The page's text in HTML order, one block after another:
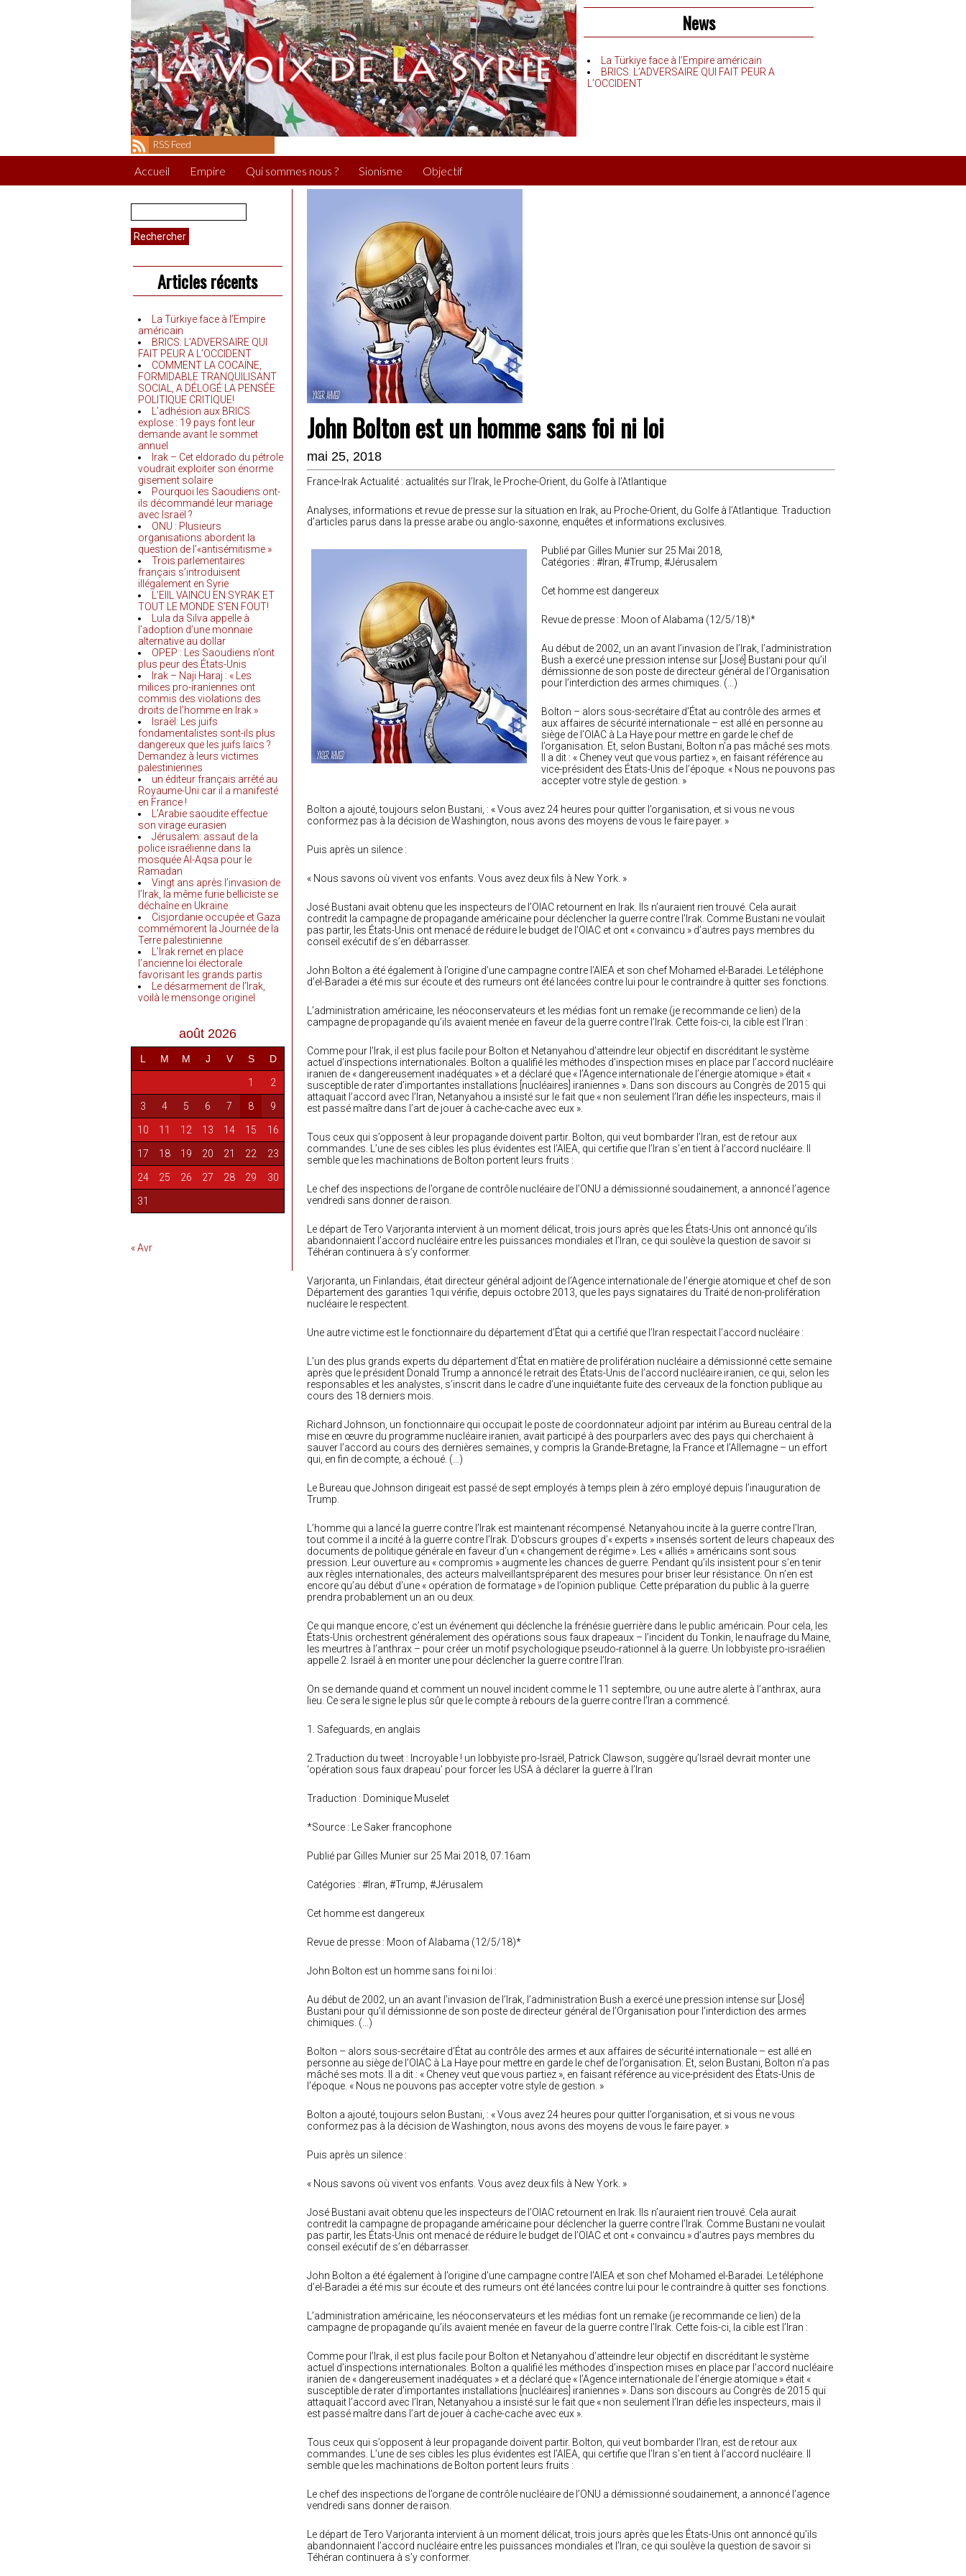
News
La Türkiye face à l’Empire américain
BRICS: L’ADVERSAIRE QUI FAIT PEUR A
L’OCCIDENT
RSS Feed
Accueil Empire Qui sommes nous ? Sionisme Objectif
Rechercher :
Articles récents
La Türkiye face à l’Empire
américain
BRICS: L’ADVERSAIRE QUI
FAIT PEUR A L’OCCIDENT
COMMENT LA COCAÏNE,
FORMIDABLE TRANQUILISANT
SOCIAL, A DÉLOGÉ LA PENSÉE
POLITIQUE CRITIQUE!
L’adhésion aux BRICS
explose : 19 pays font leur
demande avant le sommet
annuel
Irak – Cet eldorado du pétrole
voudrait exploiter son énorme
gisement solaire
Pourquoi les Saoudiens ont-
ils décommandé leur mariage
avec Israël ?
ONU : Plusieurs
organisations abordent la
question de l’«antisémitisme »
Trois parlementaires
français s’introduisent
illégalement en Syrie
L’EIIL VAINCU EN SYRAK ET
TOUT LE MONDE S’EN FOUT!
Lula da Silva appelle à
l’adoption d’une monnaie
alternative au dollar
OPEP : Les Saoudiens n’ont
plus peur des États-Unis
Irak – Naji Haraj : « Les
milices pro-iraniennes ont
commis des violations des
droits de l’homme en Irak »
Israël: Les juifs
fondamentalistes sont-ils plus
dangereux que les juifs laïcs ?
Demandez à leurs victimes
palestiniennes
un éditeur français arrêté au
Royaume-Uni car il a manifesté
en France !
L’Arabie saoudite effectue
son virage eurasien
Jérusalem: assaut de la
police israélienne dans la
mosquée Al-Aqsa pour le
Ramadan
Vingt ans après l’invasion de
l’Irak, la même furie belliciste se
déchaîne en Ukraine
Cisjordanie occupée et Gaza
commémorent la Journée de la
Terre palestinienne
L’Irak remet en place
l’ancienne loi électorale
favorisant les grands partis
Le désarmement de l’Irak,
voilà le mensonge originel
août 2026
L M M J V S D
1 2
3 4 5 6 7 8 9
10 11 12 13 14 15 16
17 18 19 20 21 22 23
24 25 26 27 28 29 30
31
« Avr
John Bolton est un homme sans foi ni loi
mai 25, 2018
France-Irak Actualité : actualités sur l’Irak, le Proche-Orient, du Golfe à l’Atlantique
Analyses, informations et revue de presse sur la situation en Irak, au Proche-Orient, du Golfe à l’Atlantique. Traduction
d’articles parus dans la presse arabe ou anglo-saxonne, enquêtes et informations exclusives.
Publié par Gilles Munier sur 25 Mai 2018,
Catégories : #Iran, #Trump, #Jérusalem
Cet homme est dangereux
Revue de presse : Moon of Alabama (12/5/18)*
Au début de 2002, un an avant l’invasion de l’Irak, l’administration
Bush a exercé une pression intense sur [José] Bustani pour qu’il
démissionne de son poste de directeur général de l’Organisation
pour l’interdiction des armes chimiques. (…)
Bolton – alors sous-secrétaire d’État au contrôle des armes et
aux affaires de sécurité internationale – est allé en personne au
siège de l’OIAC à La Haye pour mettre en garde le chef de
l’organisation. Et, selon Bustani, Bolton n’a pas mâché ses mots.
Il a dit : « Cheney veut que vous partiez », en faisant référence au
vice-président des États-Unis de l’époque. « Nous ne pouvons pas
accepter votre style de gestion. »
Bolton a ajouté, toujours selon Bustani, : « Vous avez 24 heures pour quitter l’organisation, et si vous ne vous
conformez pas à la décision de Washington, nous avons des moyens de vous le faire payer. »
Puis après un silence :
« Nous savons où vivent vos enfants. Vous avez deux fils à New York. »
José Bustani avait obtenu que les inspecteurs de l’OIAC retournent en Irak. Ils n’auraient rien trouvé. Cela aurait
contredit la campagne de propagande américaine pour déclencher la guerre contre l’Irak. Comme Bustani ne voulait
pas partir, les États-Unis ont menacé de réduire le budget de l’OIAC et ont « convaincu » d’autres pays membres du
conseil exécutif de s’en débarrasser.
John Bolton a été également à l’origine d’une campagne contre l’AIEA et son chef Mohamed el-Baradei. Le téléphone
d’el-Baradei a été mis sur écoute et des rumeurs ont été lancées contre lui pour le contraindre à quitter ses fonctions.
L’administration américaine, les néoconservateurs et les médias font un remake (je recommande ce lien) de la
campagne de propagande qu’ils avaient menée en faveur de la guerre contre l’Irak. Cette fois-ci, la cible est l’Iran :
Comme pour l’Irak, il est plus facile pour Bolton et Netanyahou d’atteindre leur objectif en discréditant le système
actuel d’inspections internationales. Bolton a qualifié les méthodes d’inspection mises en place par l’accord nucléaire
iranien de « dangereusement inadéquates » et a déclaré que « l’Agence internationale de l’énergie atomique » était «
susceptible de rater d’importantes installations [nucléaires] iraniennes ». Dans son discours au Congrès de 2015 qui
attaquait l’accord avec l’Iran, Netanyahou a insisté sur le fait que « non seulement l’Iran défie les inspecteurs, mais il
est passé maître dans l’art de jouer à cache-cache avec eux ».
Tous ceux qui s’opposent à leur propagande doivent partir. Bolton, qui veut bombarder l’Iran, est de retour aux
commandes. L’une de ses cibles les plus évidentes est l’AIEA, qui certifie que l’Iran s’en tient à l’accord nucléaire. Il
semble que les machinations de Bolton portent leurs fruits :
Le chef des inspections de l’organe de contrôle nucléaire de l’ONU a démissionné soudainement, a annoncé l’agence
vendredi sans donner de raison.
Le départ de Tero Varjoranta intervient à un moment délicat, trois jours après que les États-Unis ont annoncé qu’ils
abandonnaient l’accord nucléaire entre les puissances mondiales et l’Iran, ce qui soulève la question de savoir si
Téhéran continuera à s’y conformer.
Varjoranta, un Finlandais, était directeur général adjoint de l’Agence internationale de l’énergie atomique et chef de son
Département des garanties 1qui vérifie, depuis octobre 2013, que les pays signataires du Traité de non-prolifération
nucléaire le respectent.
Une autre victime est le fonctionnaire du département d’État qui a certifié que l’Iran respectait l’accord nucléaire :
L’un des plus grands experts du département d’État en matière de prolifération nucléaire a démissionné cette semaine
après que le président Donald Trump a annoncé le retrait des États-Unis de l’accord nucléaire iranien, ce qui, selon les
responsables et les analystes, s’inscrit dans le cadre d’une inquiétante fuite des cerveaux de la fonction publique au
cours des 18 derniers mois.
Richard Johnson, un fonctionnaire qui occupait le poste de coordonnateur adjoint par intérim au Bureau central de la
mise en œuvre du programme nucléaire iranien, avait participé à des pourparlers avec des pays qui cherchaient à
sauver l’accord au cours des dernières semaines, y compris la Grande-Bretagne, la France et l’Allemagne – un effort
qui, en fin de compte, a échoué. (…)
Le Bureau que Johnson dirigeait est passé de sept employés à temps plein à zéro employé depuis l’inauguration de
Trump.
L’homme qui a lancé la guerre contre l’Irak est maintenant récompensé. Netanyahou incite à la guerre contre l’Iran,
tout comme il a incité à la guerre contre l’Irak. D’obscurs groupes d’« experts » insensés sortent de leurs chapeaux des
documents de politique générale en faveur d’un « changement de régime ». Les « alliés » américains sont sous
pression. Leur ouverture au « compromis » augmente les chances de guerre. Pendant qu’ils insistent pour s’en tenir
aux règles internationales, des acteurs malveillantspréparent des mesures pour briser leur résistance. On n’en est
encore qu’au début d’une « opération de formatage » de l’opinion publique. Cette préparation du public à la guerre
prendra probablement un an ou deux.
Ce qui manque encore, c’est un événement qui déclenche la frénésie guerrière dans le public américain. Pour cela, les
États-Unis orchestrent généralement des opérations sous faux drapeaux – l’incident du Tonkin, le naufrage du Maine,
les meurtres à l’anthrax – pour créer un motif psychologique pseudo-rationnel à la guerre. Un lobbyiste pro-israélien
appelle 2. Israël à en monter une pour déclencher la guerre contre l’Iran.
On se demande quand et comment un nouvel incident comme le 11 septembre, ou une autre alerte à l’anthrax, aura
lieu. Ce sera le signe le plus sûr que le compte à rebours de la guerre contre l’Iran a commencé.
1. Safeguards, en anglais
2.Traduction du tweet : Incroyable ! un lobbyiste pro-Israël, Patrick Clawson, suggère qu’Israël devrait monter une
‘opération sous faux drapeau’ pour forcer les USA à déclarer la guerre à l’Iran
Traduction : Dominique Muselet
*Source : Le Saker francophone
Publié par Gilles Munier sur 25 Mai 2018, 07:16am
Catégories : #Iran, #Trump, #Jérusalem
Cet homme est dangereux
Revue de presse : Moon of Alabama (12/5/18)*
John Bolton est un homme sans foi ni loi :
Au début de 2002, un an avant l’invasion de l’Irak, l’administration Bush a exercé une pression intense sur [José]
Bustani pour qu’il démissionne de son poste de directeur général de l’Organisation pour l’interdiction des armes
chimiques. (…)
Bolton – alors sous-secrétaire d’État au contrôle des armes et aux affaires de sécurité internationale – est allé en
personne au siège de l’OIAC à La Haye pour mettre en garde le chef de l’organisation. Et, selon Bustani, Bolton n’a pas
mâché ses mots. Il a dit : « Cheney veut que vous partiez », en faisant référence au vice-président des États-Unis de
l’époque. « Nous ne pouvons pas accepter votre style de gestion. »
Bolton a ajouté, toujours selon Bustani, : « Vous avez 24 heures pour quitter l’organisation, et si vous ne vous
conformez pas à la décision de Washington, nous avons des moyens de vous le faire payer. »
Puis après un silence :
« Nous savons où vivent vos enfants. Vous avez deux fils à New York. »
José Bustani avait obtenu que les inspecteurs de l’OIAC retournent en Irak. Ils n’auraient rien trouvé. Cela aurait
contredit la campagne de propagande américaine pour déclencher la guerre contre l’Irak. Comme Bustani ne voulait
pas partir, les États-Unis ont menacé de réduire le budget de l’OIAC et ont « convaincu » d’autres pays membres du
conseil exécutif de s’en débarrasser.
John Bolton a été également à l’origine d’une campagne contre l’AIEA et son chef Mohamed el-Baradei. Le téléphone
d’el-Baradei a été mis sur écoute et des rumeurs ont été lancées contre lui pour le contraindre à quitter ses fonctions.
L’administration américaine, les néoconservateurs et les médias font un remake (je recommande ce lien) de la
campagne de propagande qu’ils avaient menée en faveur de la guerre contre l’Irak. Cette fois-ci, la cible est l’Iran :
Comme pour l’Irak, il est plus facile pour Bolton et Netanyahou d’atteindre leur objectif en discréditant le système
actuel d’inspections internationales. Bolton a qualifié les méthodes d’inspection mises en place par l’accord nucléaire
iranien de « dangereusement inadéquates » et a déclaré que « l’Agence internationale de l’énergie atomique » était «
susceptible de rater d’importantes installations [nucléaires] iraniennes ». Dans son discours au Congrès de 2015 qui
attaquait l’accord avec l’Iran, Netanyahou a insisté sur le fait que « non seulement l’Iran défie les inspecteurs, mais il
est passé maître dans l’art de jouer à cache-cache avec eux ».
Tous ceux qui s’opposent à leur propagande doivent partir. Bolton, qui veut bombarder l’Iran, est de retour aux
commandes. L’une de ses cibles les plus évidentes est l’AIEA, qui certifie que l’Iran s’en tient à l’accord nucléaire. Il
semble que les machinations de Bolton portent leurs fruits :
Le chef des inspections de l’organe de contrôle nucléaire de l’ONU a démissionné soudainement, a annoncé l’agence
vendredi sans donner de raison.
Le départ de Tero Varjoranta intervient à un moment délicat, trois jours après que les États-Unis ont annoncé qu’ils
abandonnaient l’accord nucléaire entre les puissances mondiales et l’Iran, ce qui soulève la question de savoir si
Téhéran continuera à s’y conformer.